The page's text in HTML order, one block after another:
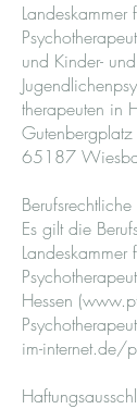
und Kinder- und
therapeuten in
Gutenbergplatz
65187
Es gilt die
Hessen (
im-internet.de/